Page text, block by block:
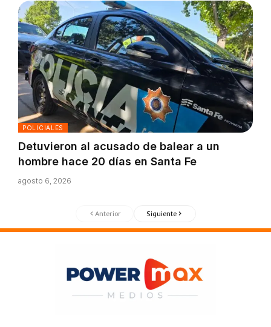
POLICIALES
Detuvieron al acusado de balear a un
hombre hace 20 días en Santa Fe
agosto 6, 2026
Anterior Siguiente